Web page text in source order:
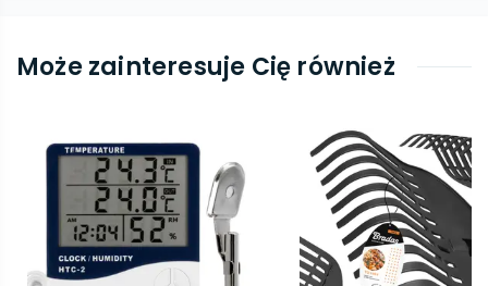
Może zainteresuje Cię również